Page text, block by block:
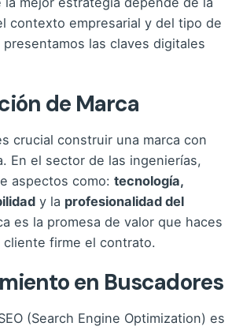
contexto empresarial y del tipo de
las claves digitales
de Marca
crucial construir una marca con
En el sector de las ingenierías,
aspectos como: tecnología,
y la profesionalidad del
es la promesa de valor que haces
firme el contrato.
en Buscadores
(Search Engine Optimization) es